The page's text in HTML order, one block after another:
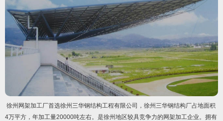
徐州网架加工厂首选徐州三华钢结构工程有限公司，徐州三华钢结构厂占地面积
4万平方，年加工量20000吨左右。是徐州地区较具竞争力的网架加工企业。拥有